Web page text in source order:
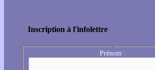
Inscription à l'infolettre
Prénom :